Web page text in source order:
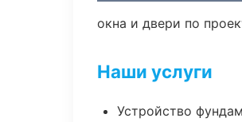
окна и двери по
Наши услуги
Устройство